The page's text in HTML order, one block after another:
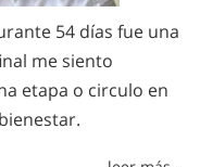
54 días fue una
me siento
etapa o circulo en